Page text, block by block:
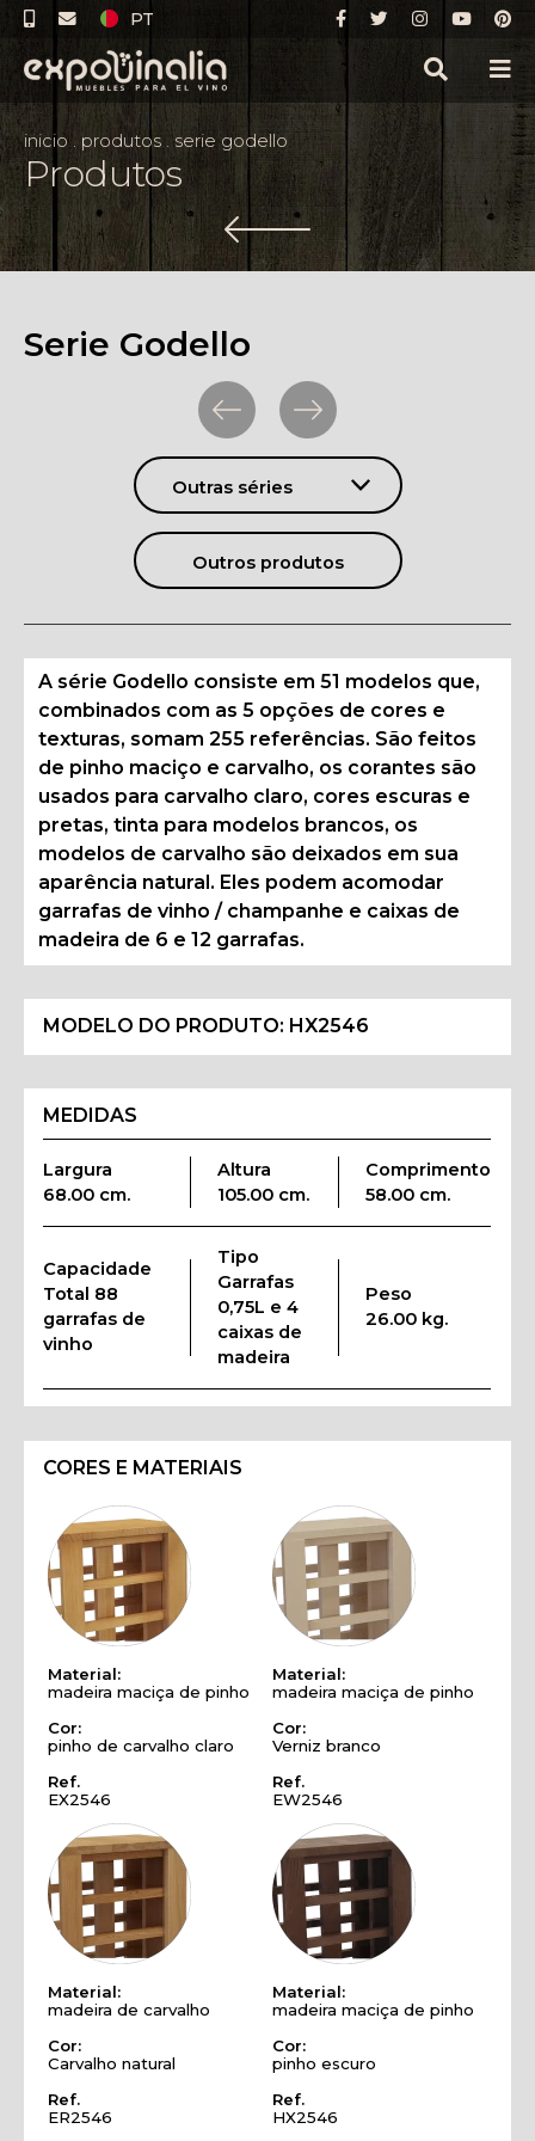
PT
inicio. produtos .serie godello
Produtos
Serie Godello
Outras séries
Outros produtos
A série Godello consiste em 51 modelos que,
combinados com as 5 opções de cores e
texturas, somam 255 referências. São feitos
de pinho maciço e carvalho, os corantes são
usados para carvalho claro, cores escuras e
pretas, tinta para modelos brancos, os
modelos de carvalho são deixados em sua
aparência natural. Eles podem acomodar
garrafas de vinho / champanhe e caixas de
madeira de 6 e 12 garrafas.
MODELO DO PRODUTO: HX2546
MEDIDAS
Largura
68.00 cm.
Altura
105.00 cm.
Comprimento
58.00 cm.
Capacidade
Total 88
garrafas de
vinho
Tipo
Garrafas
0,75L e 4
caixas de
madeira
Peso
26.00 kg.
CORES E MATERIAIS
Material:
madeira maciça de pinho
Cor:
pinho de carvalho claro
Ref.
EX2546
Material:
madeira maciça de pinho
Cor:
Verniz branco
Ref.
EW2546
Material:
madeira de carvalho
Cor:
Carvalho natural
Ref.
ER2546
Material:
madeira maciça de pinho
Cor:
pinho escuro
Ref.
HX2546